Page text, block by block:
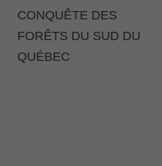
CONQUÊTE DES
FORÊTS DU SUD DU
QUÉBEC